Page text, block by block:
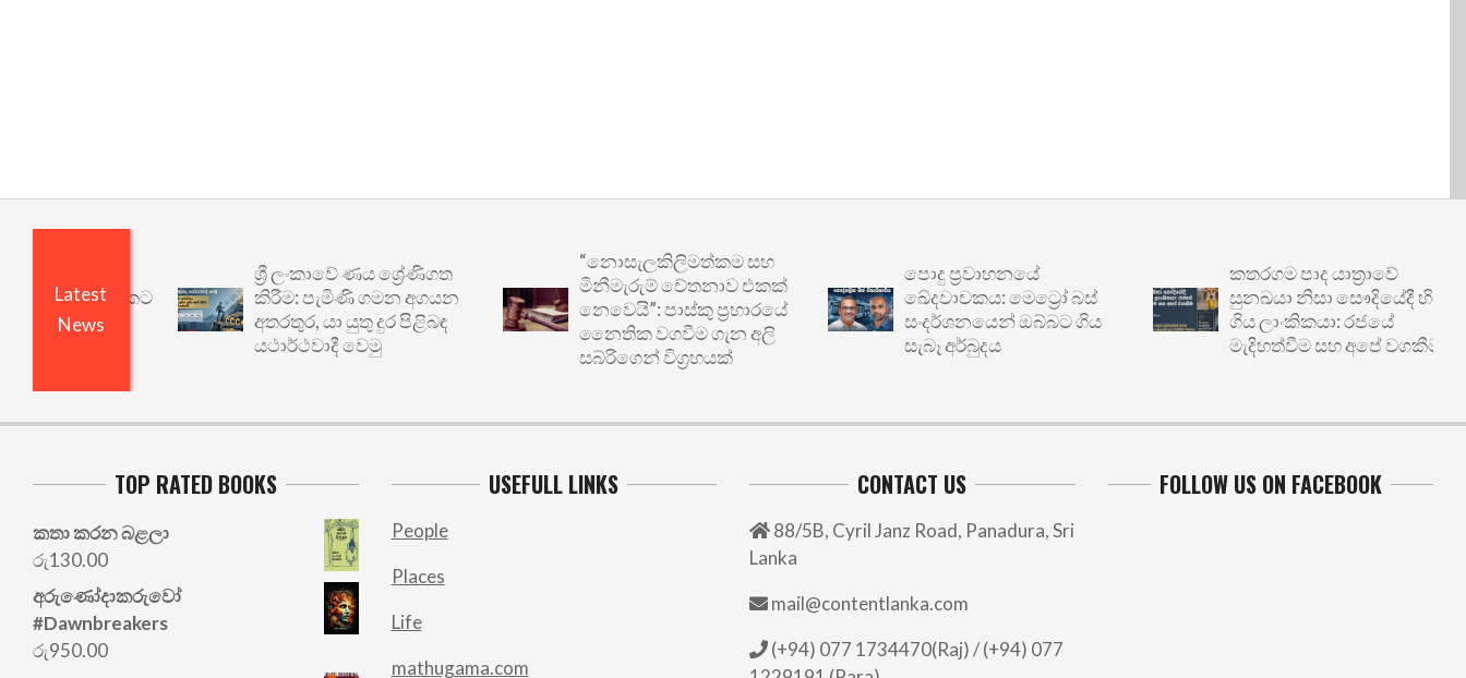
Latest
News
යථාර්ථයකට
ශ්‍රී ලංකාවේ ණය ශ්‍රේණිගත
කිරීම: පැමිණි ගමන අගයන
අතරතුර, යා යුතු දුර පිළිබඳ
යථාර්ථවාදී වෙමු
“නොසැලකිලිමත්කම සහ
මිනීමැරුම් චේතනාව එකක්
නෙවෙයි”: පාස්කු ප්‍රහාරයේ
නෛතික වගවීම ගැන අලි
සබ්රිගෙන් විග්‍රහයක්
පොදු ප්‍රවාහනයේ
ඛේදවාචකය: මෙට්‍රෝ බස්
සංදර්ශනයෙන් ඔබ්බට ගිය
සැබෑ අර්බුදය
කතරගම පාද යාත්‍රාවේ
සුනඛයා නිසා සෞදියේදී හිරේ
ගිය ලාංකිකයා: රජයේ
මැදිහත්වීම සහ අපේ වගකීම
TOP RATED BOOKS
කතා කරන බළලා
රු130.00
අරු‍ණෝදාකරුවෝ
#Dawnbreakers
රු950.00
USEFULL LINKS
People
Places
Life
mathugama.com
CONTACT US
88/5B, Cyril Janz Road, Panadura, Sri
Lanka
mail@contentlanka.com
(+94) 077 1734470(Raj) / (+94) 077
FOLLOW US ON FACEBOOK